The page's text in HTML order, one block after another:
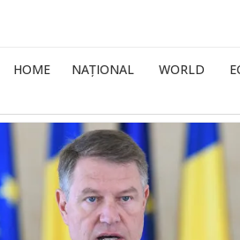
HOME NAȚIONAL WORLD